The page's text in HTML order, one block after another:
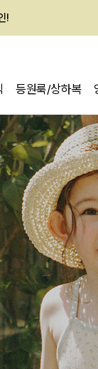
!
등원룩/상하복